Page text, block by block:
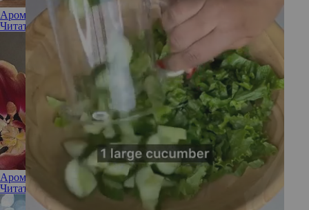
Ароматерапевт: что за специалист и чем может помочь
Читать полностью
Ароматерапевтический подход: эфирные масла в косметике
Читать полностью